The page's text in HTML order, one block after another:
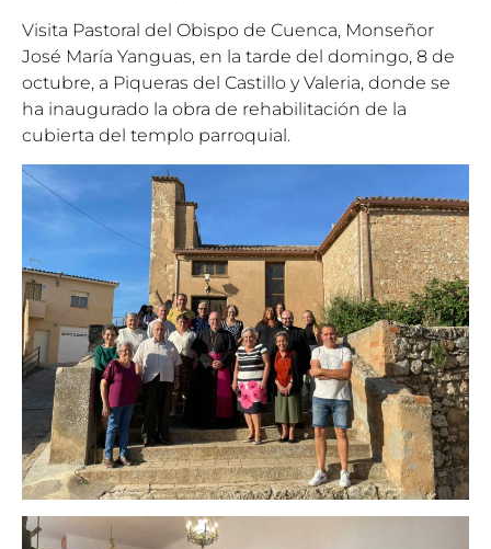
Visita Pastoral del Obispo de Cuenca, Monseñor
José María Yanguas, en la tarde del domingo, 8 de
octubre, a Piqueras del Castillo y Valeria, donde se
ha inaugurado la obra de rehabilitación de la
cubierta del templo parroquial.